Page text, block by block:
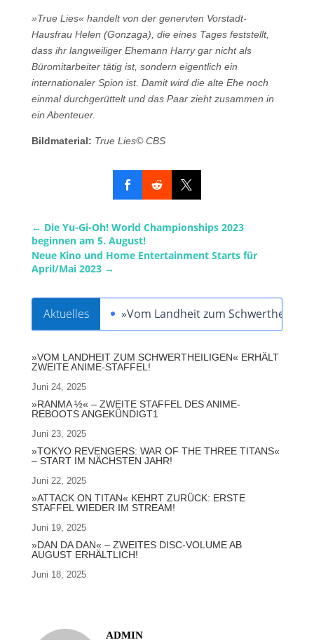
»True Lies« handelt von der genervten Vorstadt-
Hausfrau Helen (Gonzaga), die eines Tages feststellt,
dass ihr langweiliger Ehemann Harry gar nicht als
Büromitarbeiter tätig ist, sondern eigentlich ein
internationaler Spion ist. Damit wird die alte Ehe noch
einmal durchgerüttelt und das Paar zieht zusammen in
ein Abenteuer.
Bildmaterial: True Lies© CBS
← Die Yu-Gi-Oh! World Championships 2023
beginnen am 5. August!
Neue Kino und Home Entertainment Starts für
April/Mai 2023→
Aktuelles »Vom Landheit zum
»VOM LANDHEIT ZUM SCHWERTHEILIGEN« ERHÄLT
ZWEITE ANIME-STAFFEL!
Juni 24, 2025
»RANMA ½« – ZWEITE STAFFEL DES ANIME-
REBOOTS ANGEKÜNDIGT1
Juni 23, 2025
»TOKYO REVENGERS: WAR OF THE THREE TITANS«
– START IM NÄCHSTEN JAHR!
Juni 22, 2025
»ATTACK ON TITAN« KEHRT ZURÜCK: ERSTE
STAFFEL WIEDER IM STREAM!
Juni 19, 2025
»DAN DA DAN« – ZWEITES DISC-VOLUME AB
AUGUST ERHÄLTLICH!
Juni 18, 2025
ADMIN